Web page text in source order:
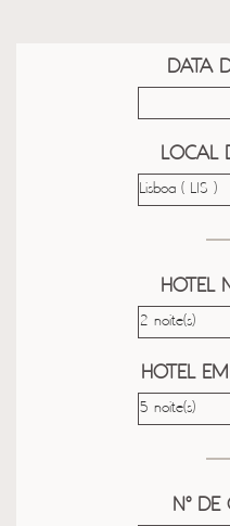
DATA
LOCAL
HOTEL
HOTEL
Nº DE